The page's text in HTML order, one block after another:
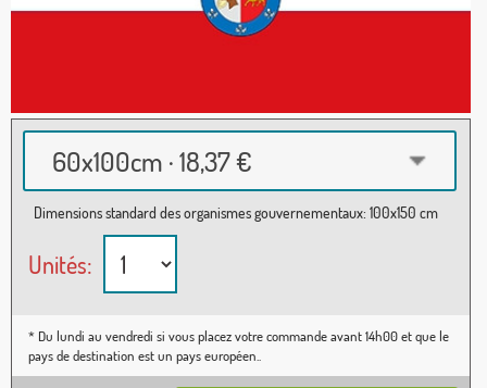
60x100cm · 18,37 €
Dimensions standard des organismes gouvernementaux: 100x150 cm
Unités:
* Du lundi au vendredi si vous placez votre commande avant 14h00 et que le
pays de destination est un pays européen..